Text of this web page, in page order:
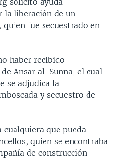
solicitó ayuda
la liberación de un
fue secuestrado en
haber recibido
Ansar al-Sunna, el cual
se adjudica la
y secuestro de
cualquiera que pueda
quien se encontraba
de construcción